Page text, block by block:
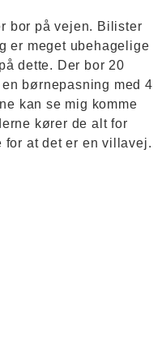
bor på vejen. Bilister
er meget ubehagelige
dette. Der bor 20
børnepasning med 4
kan se mig komme
kører de alt for
at det er en villavej.